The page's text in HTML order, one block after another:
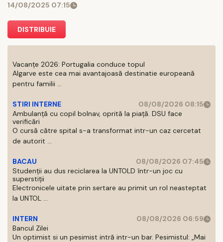
14/08/2025 07:15
DISTRIBUIE
Vacanțe 2026: Portugalia conduce topul
Algarve este cea mai avantajoasă destinatie europeană
pentru familii ...
STIRI INTERNE
08/08/2026 08:15
Ambulanță cu copil bolnav, oprită la piață. DSU face
verificări
O cursă către spital s-a transformat intr-un caz cercetat
de autorit ...
BACAU
08/08/2026 07:45
Studenții au dus reciclarea la UNTOLD într-un joc cu
superstiții
Electronicele uitate prin sertare au primit un rol neasteptat
la UNTOL ...
INTERN
08/08/2026 06:59
Bancul Zilei
Un optimist si un pesimist intră intr-un bar. Pesimistul: „Mai